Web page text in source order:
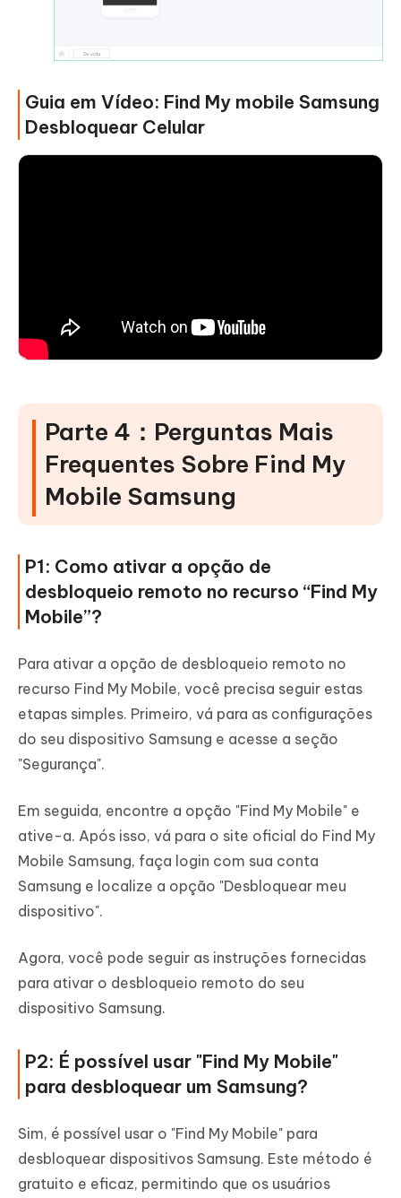
Guia em Vídeo: Find My mobile Samsung
Desbloquear Celular
Parte 4：Perguntas Mais
Frequentes Sobre Find My
Mobile Samsung
P1: Como ativar a opção de
desbloqueio remoto no recurso “Find My
Mobile”?
Para ativar a opção de desbloqueio remoto no
recurso Find My Mobile, você precisa seguir estas
etapas simples. Primeiro, vá para as configurações
do seu dispositivo Samsung e acesse a seção
"Segurança".
Em seguida, encontre a opção "Find My Mobile" e
ative-a. Após isso, vá para o site oficial do Find My
Mobile Samsung, faça login com sua conta
Samsung e localize a opção "Desbloquear meu
dispositivo".
Agora, você pode seguir as instruções fornecidas
para ativar o desbloqueio remoto do seu
dispositivo Samsung.
P2: É possível usar "Find My Mobile"
para desbloquear um Samsung?
Sim, é possível usar o "Find My Mobile" para
desbloquear dispositivos Samsung. Este método é
gratuito e eficaz, permitindo que os usuários